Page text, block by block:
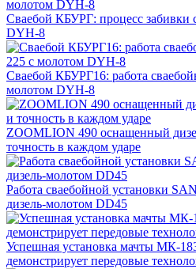
Сваебой КБУРГ: процесс забивки
DYH-8
Сваебой КБУРГ16: работа
молотом DYH-8
ZOOMLION 490 оснащенный
точность в каждом ударе
Работа сваебойной установки
дизель-молотом DD45
Успешная установка мачты МК-
демонстрирует передовые